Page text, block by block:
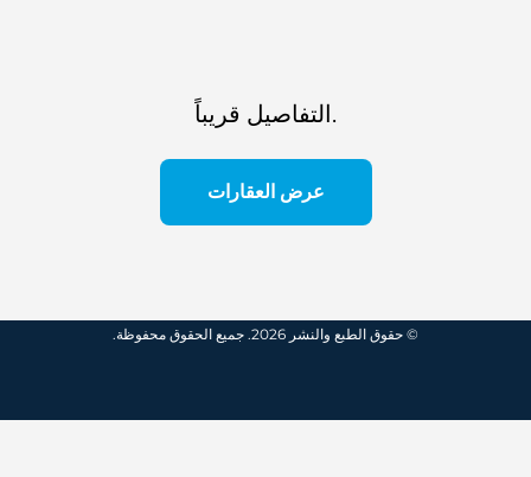
التفاصيل قريباً.
عرض العقارات
© حقوق الطبع والنشر 2026. جميع الحقوق محفوظة.